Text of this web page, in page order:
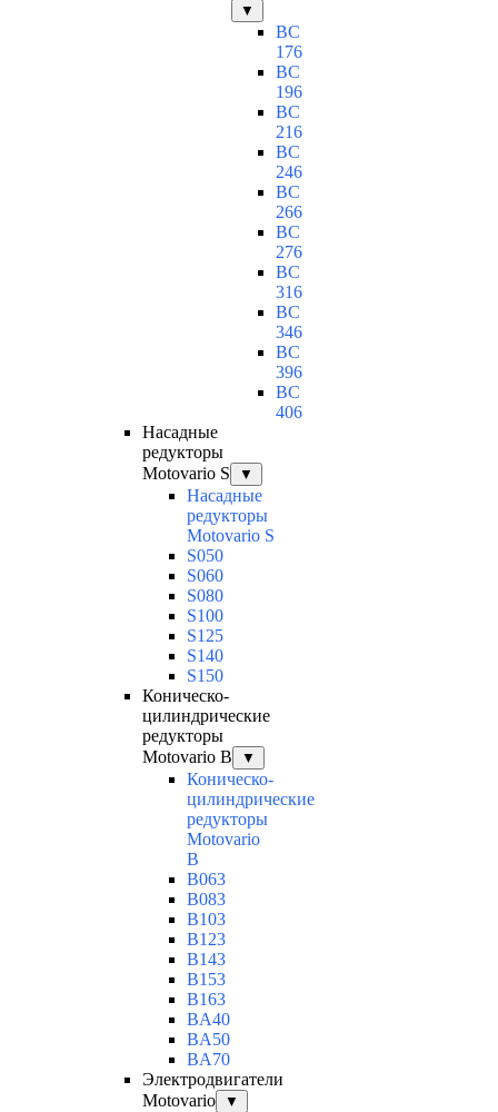
▼
BC
176
BC
196
BC
216
BC
246
BC
266
BC
276
BC
316
BC
346
BC
396
BC
406
Насадные
редукторы
Motovario S
▼
Насадные
редукторы
Motovario S
S050
S060
S080
S100
S125
S140
S150
Коническо-
цилиндрические
редукторы
Motovario B
▼
Коническо-
цилиндрические
редукторы
Motovario
B
B063
B083
B103
B123
B143
B153
B163
BA40
BA50
BA70
Электродвигатели
Motovario
▼